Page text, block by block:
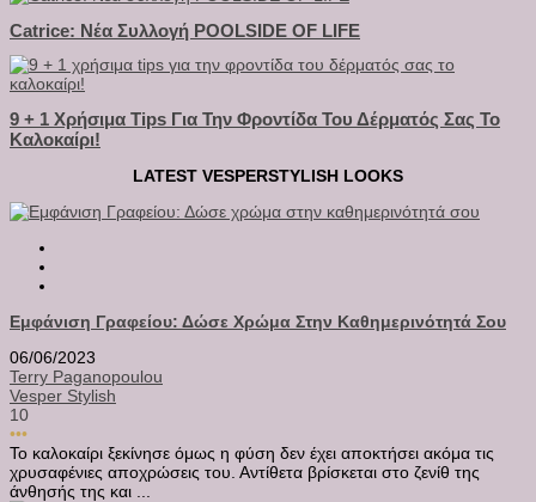
Catrice: Νέα Συλλογή POOLSIDE OF LIFE
9 + 1 Χρήσιμα Tips Για Την Φροντίδα Του Δέρματός Σας Το
Καλοκαίρι!
LATEST VESPERSTYLISH LOOKS
Εμφάνιση Γραφείου: Δώσε Χρώμα Στην Καθημερινότητά Σου
06/06/2023
Terry Paganopoulou
Vesper Stylish
10
•••
Το καλοκαίρι ξεκίνησε όμως η φύση δεν έχει αποκτήσει ακόμα τις
χρυσαφένιες αποχρώσεις του. Αντίθετα βρίσκεται στο ζενίθ της
άνθησής της και ...